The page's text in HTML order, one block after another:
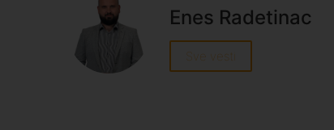
Enes Radetinac
Sve vesti